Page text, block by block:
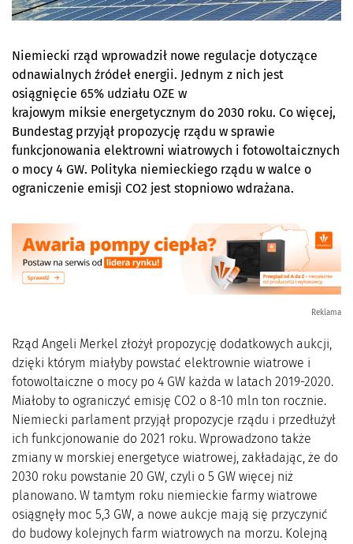
Niemiecki rząd wprowadził nowe regulacje dotyczące
odnawialnych źródeł energii. Jednym z nich jest
osiągnięcie 65% udziału OZE w
krajowym miksie energetycznym do 2030 roku. Co więcej,
Bundestag przyjął propozycję rządu w sprawie
funkcjonowania elektrowni wiatrowych i fotowoltaicznych
o mocy 4 GW. Polityka niemieckiego rządu w walce o
ograniczenie emisji CO2 jest stopniowo wdrażana.
Reklama
Rząd Angeli Merkel złożył propozycję dodatkowych aukcji,
dzięki którym miałyby powstać elektrownie wiatrowe i
fotowoltaiczne o mocy po 4 GW każda w latach 2019-2020.
Miałoby to ograniczyć emisję CO2 o 8-10 mln ton rocznie.
Niemiecki parlament przyjął propozycje rządu i przedłużył
ich funkcjonowanie do 2021 roku. Wprowadzono także
zmiany w morskiej energetyce wiatrowej, zakładając, że do
2030 roku powstanie 20 GW, czyli o 5 GW więcej niż
planowano. W tamtym roku niemieckie farmy wiatrowe
osiągnęły moc 5,3 GW, a nowe aukcje mają się przyczynić
do budowy kolejnych farm wiatrowych na morzu. Kolejną